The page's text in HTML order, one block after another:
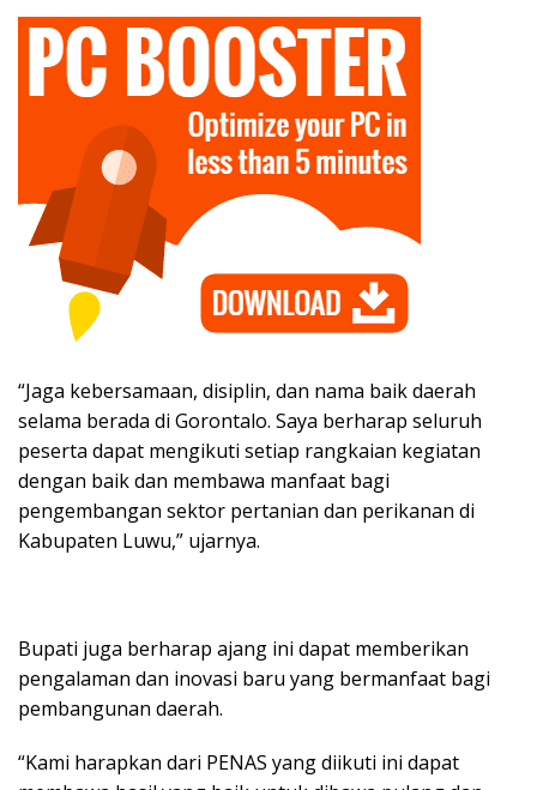
​“Jaga kebersamaan, disiplin, dan nama baik daerah
selama berada di Gorontalo. Saya berharap seluruh
peserta dapat mengikuti setiap rangkaian kegiatan
dengan baik dan membawa manfaat bagi
pengembangan sektor pertanian dan perikanan di
Kabupaten Luwu,” ujarnya.
​Bupati juga berharap ajang ini dapat memberikan
pengalaman dan inovasi baru yang bermanfaat bagi
pembangunan daerah.
​“Kami harapkan dari PENAS yang diikuti ini dapat